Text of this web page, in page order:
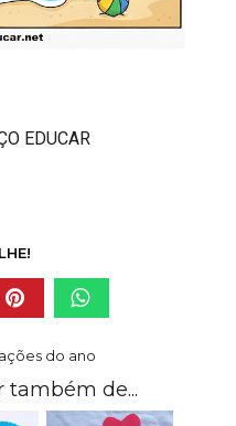
EDUCAR
do ano
também de...